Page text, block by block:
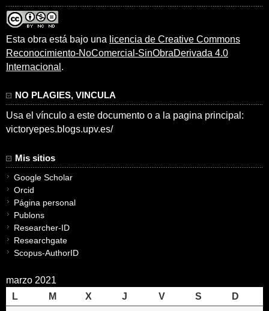
Esta obra está bajo una licencia de Creative Commons
Reconocimiento-NoComercial-SinObraDerivada 4.0
Internacional .
NO PLAGIES, VINCULA
Usa el vínculo a este documento o a la pagina principal:
victoryepes.blogs.upv.es/
Mis sitios
Google Scholar
Orcid
Página personal
Publons
Researcher-ID
Researchgate
Scopus-AuthorID
marzo 2021
L
M X J V S
D